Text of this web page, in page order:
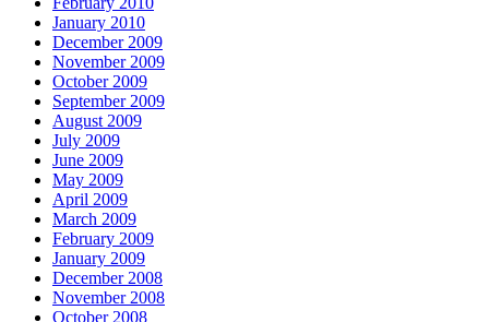
January 2010
December 2009
November 2009
October 2009
September 2009
August 2009
July 2009
June 2009
May 2009
April 2009
March 2009
February 2009
January 2009
December 2008
November 2008
October 2008